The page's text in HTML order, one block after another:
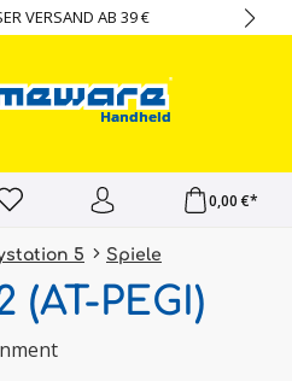
VERSAND AB 39 €
0,00 €*
5 Spiele
PEGI)